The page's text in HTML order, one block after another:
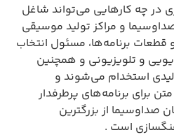
در چه کارهایی می‌تواند شاغل
و مراکز تولید موسیقی
قطعات برنامه‌ها، مسئول انتخاب
و تلویزیونی و همچنین
استخدام می‌شوند و
برای برنامه‌های پرطرفدار
صداوسیما از بزرگترین
است .